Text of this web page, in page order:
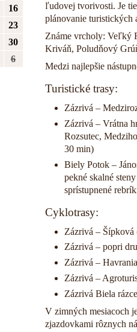
16
23
30
6
ľudovej tvorivosti. Je
plánovanie turistických
Známe vrcholy: Veľký
Kriváň, Poludňový
Medzi najlepšie
Turistické trasy:
Zázrivá –
Zázrivá – Vrátna
Rozsutec,
30 min)
Biely Potok –
pekné skalné
sprístupnené
Cyklotrasy:
Zázrivá – Šípková
Zázrivá – popri
Zázrivá –
Zázrivá –
Zázrivá Biela
V zimných mesiacoch
zjazdovkami rôznych